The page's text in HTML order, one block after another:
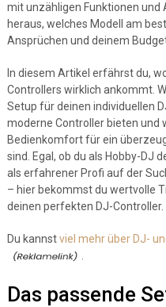
mit unzähligen Funktionen und
heraus, welches Modell am
Ansprüchen und deinem
In diesem Artikel erfährst du,
Controllers wirklich ankommt.
Setup für deinen individuellen
moderne Controller bieten und
Bedienkomfort für ein
sind. Egal, ob du als Hobby-DJ
als erfahrener Profi auf der
– hier bekommst du wertvolle
deinen perfekten DJ-Controller.
Du kannstviel mehr über DJ-
Das passende